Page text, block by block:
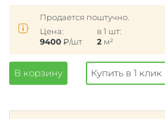
Продается поштучно.
Цена:
9400 ₽/шт
в 1 шт:
2 м²
В корзину Купить в 1 клик